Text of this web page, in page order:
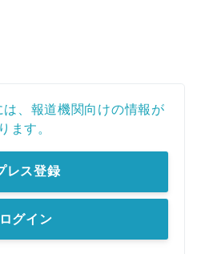
、報道機関向けの情報が
ます。
レス登録
ログイン